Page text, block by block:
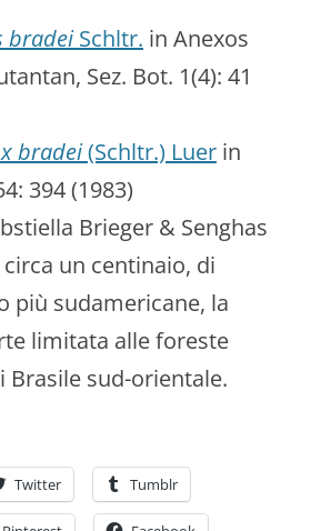
bradeiSchltr. in Anexos
Sez. Bot. 1(4): 41
bradei(Schltr.) Luer in
394 (1983)
Brieger & Senghas
un centinaio, di
più sudamericane, la
limitata alle foreste
Brasile sud-orientale.
Twitter Tumblr